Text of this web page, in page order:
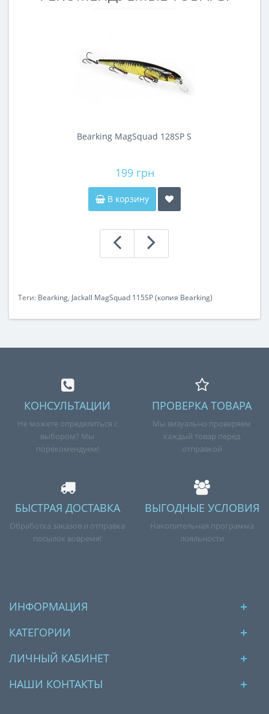
Bearking MagSquad 128SP S
199 грн
В корзину
Теги: Bearking, Jackall MagSquad 115SP (копия Bearking)
КОНСУЛЬТАЦИИ
Не можете определиться с
выбором? Мы
порекомендуем!
ПРОВЕРКА ТОВАРА
Мы визуально проверяем
каждый товар перед
отправкой
БЫСТРАЯ ДОСТАВКА
Обработка заказов и отправка
посылок вовремя!
ВЫГОДНЫЕ УСЛОВИЯ
Накопительная программа
лояльности
ИНФОРМАЦИЯ
КАТЕГОРИИ
ЛИЧНЫЙ КАБИНЕТ
НАШИ КОНТАКТЫ